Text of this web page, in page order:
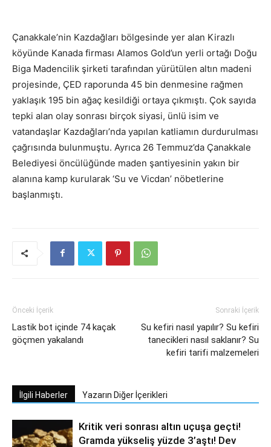
Çanakkale’nin Kazdağları bölgesinde yer alan Kirazlı
köyünde Kanada firması Alamos Gold’un yerli ortağı Doğu
Biga Madencilik şirketi tarafından yürütülen altın madeni
projesinde, ÇED raporunda 45 bin denmesine rağmen
yaklaşık 195 bin ağaç kesildiği ortaya çıkmıştı. Çok sayıda
tepki alan olay sonrası birçok siyasi, ünlü isim ve
vatandaşlar Kazdağları’nda yapılan katliamın durdurulması
çağrısında bulunmuştu. Ayrıca 26 Temmuz’da Çanakkale
Belediyesi öncülüğünde maden şantiyesinin yakın bir
alanına kamp kurularak ‘Su ve Vicdan’ nöbetlerine
başlanmıştı.
Önceki İçerik
Lastik bot içinde 74 kaçak
göçmen yakalandı
Sonraki İçerik
Su kefiri nasıl yapılır? Su kefiri
tanecikleri nasıl saklanır? Su
kefiri tarifi malzemeleri
İlgili Haberler Yazarın Diğer İçerikleri
Kritik veri sonrası altın uçuşa geçti!
Gramda yükseliş yüzde 3’aştı! Dev